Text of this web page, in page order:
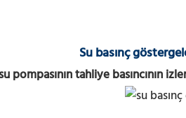
Su basınç
pompasının tahliye basıncının